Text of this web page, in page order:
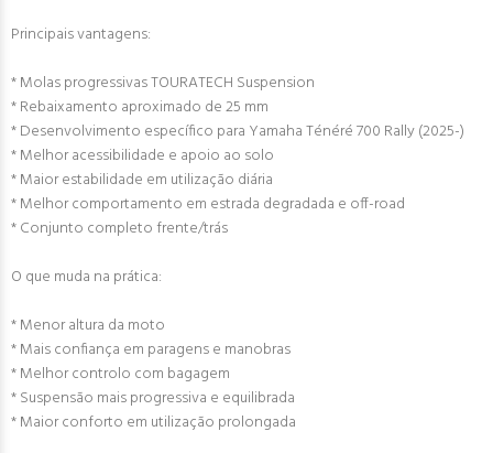
Principais vantagens:
* Molas progressivas TOURATECH Suspension
* Rebaixamento aproximado de 25 mm
* Desenvolvimento específico para Yamaha Ténéré 700 Rally (2025-)
* Melhor acessibilidade e apoio ao solo
* Maior estabilidade em utilização diária
* Melhor comportamento em estrada degradada e off-road
* Conjunto completo frente/trás
O que muda na prática:
* Menor altura da moto
* Mais confiança em paragens e manobras
* Melhor controlo com bagagem
* Suspensão mais progressiva e equilibrada
* Maior conforto em utilização prolongada